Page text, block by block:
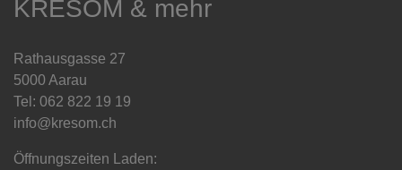
KRESOM & mehr
Rathausgasse 27
5000 Aarau
Tel: 062 822 19 19
info@kresom.ch
Öffnungszeiten Laden: